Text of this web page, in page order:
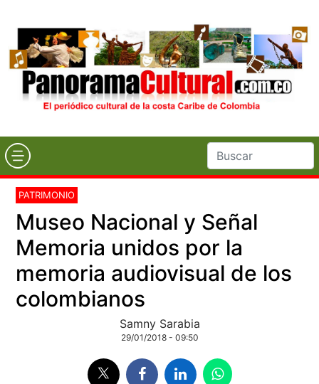
PATRIMONIO
Museo Nacional y Señal
Memoria unidos por la
memoria audiovisual de los
colombianos
Samny Sarabia
29/01/2018 - 09:50